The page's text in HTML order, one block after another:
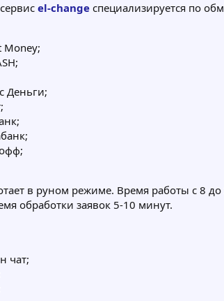
el-change специализируется по
Money;
Деньги;
в руном режиме. Время работы с 8
обработки заявок 5-10 минут.
чат;